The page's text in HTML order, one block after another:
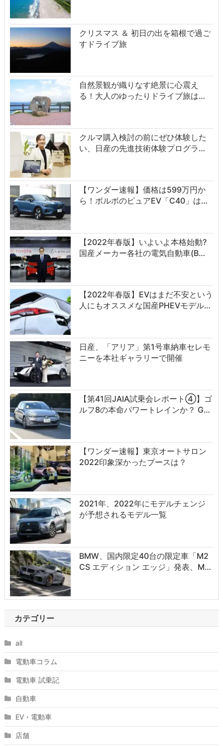
クリスマス ＆ 初日の出を箱根で過ご
すドライブ旅
自然景観が織りなす絶景に心震え
る！大人のゆったりドライブ旅は…
クルマ購入検討の前にぜひ体験した
い、日産の先進技術体験プログラ…
【ワンダー速報】価格は599万円か
ら！ボルボのピュアEV「C40」は…
【2022年春版】いよいよ本格始動?
国産メーカー各社の電気自動車(B…
【2022年春版】EVはまだ不安という
人にもオススメな国産PHEVモデル…
日産、「アリア」第1号車納車セレモ
ニーを本社ギャラリーで開催
【第41回JAIA試乗会レポート④】ゴ
ルフ8の本命パワートレインか？ G…
【ワンダー速報】東京オートサロン
2022印象深かったブースは？
2021年、2022年にモデルチェンジ
が予想されるモデル一覧
BMW、国内限定40台の限定車「M2
CS エディション エッジ」発表、M…
カテゴリー
all
電動車コラム
電動車 試乗記
自動車
EV・電動車
店舗